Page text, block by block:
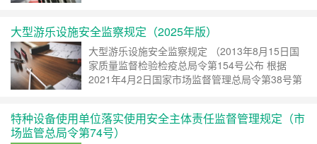
阅读 »
大型游乐设施安全监察规定（2025年版）
大型游乐设施安全监察规定 （2013年8月15日国
家质量监督检验检疫总局令第154号公布 根据
2021年4月2日国家市场监督管理总局令第38号第
续阅读 »
特种设备使用单位落实使用安全主体责任监督管理规定（市
场监管总局令第74号）